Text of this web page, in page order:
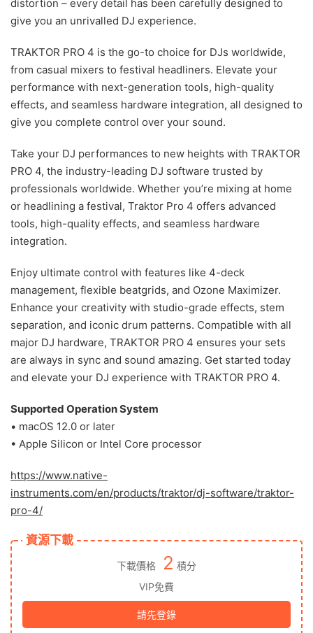
distortion – every detail has been carefully designed to
give you an unrivalled DJ experience.
TRAKTOR PRO 4 is the go-to choice for DJs worldwide,
from casual mixers to festival headliners. Elevate your
performance with next-generation tools, high-quality
effects, and seamless hardware integration, all designed to
give you complete control over your sound.
Take your DJ performances to new heights with TRAKTOR
PRO 4, the industry-leading DJ software trusted by
professionals worldwide. Whether you’re mixing at home
or headlining a festival, Traktor Pro 4 offers advanced
tools, high-quality effects, and seamless hardware
integration.
Enjoy ultimate control with features like 4-deck
management, flexible beatgrids, and Ozone Maximizer.
Enhance your creativity with studio-grade effects, stem
separation, and iconic drum patterns. Compatible with all
major DJ hardware, TRAKTOR PRO 4 ensures your sets
are always in sync and sound amazing. Get started today
and elevate your DJ experience with TRAKTOR PRO 4.
Supported Operation System
• macOS 12.0 or later
• Apple Silicon or Intel Core processor
https://www.native-
instruments.com/en/products/traktor/dj-software/traktor-
pro-4/
資源下載
下載價格 2 積分
VIP免費
請先登錄